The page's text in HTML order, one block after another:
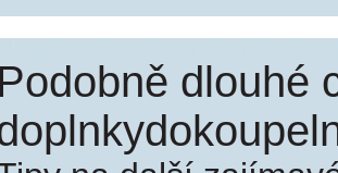
Podobně dlouhé